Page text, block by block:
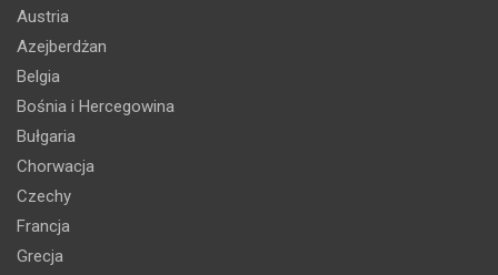
Austria
Azejberdżan
Belgia
Bośnia i Hercegowina
Bułgaria
Chorwacja
Czechy
Francja
Grecja